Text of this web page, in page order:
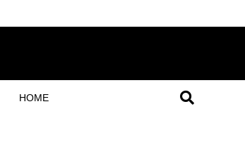
HOME